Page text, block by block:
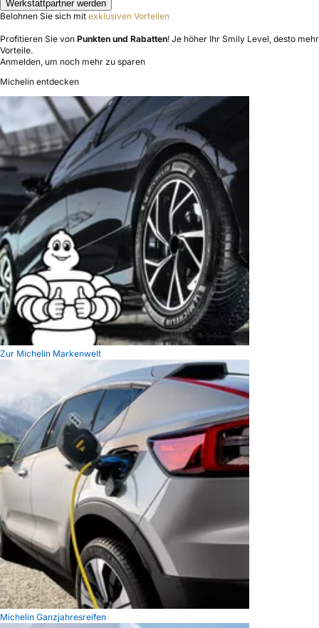
Werkstattpartner werden
Belohnen Sie sich mit exklusiven Vorteilen
Profitieren Sie von Punkten und Rabatten! Je höher Ihr Smily Level, desto mehr
Vorteile.
Anmelden, um noch mehr zu sparen
Michelin entdecken
Zur Michelin Markenwelt
Michelin Ganzjahresreifen